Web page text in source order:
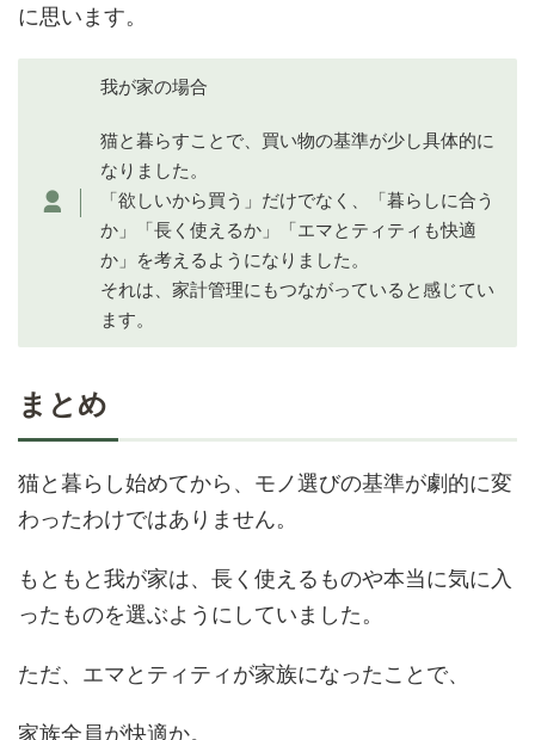
に思います。
我が家の場合
猫と暮らすことで、買い物の基準が少し具体的に
なりました。
「欲しいから買う」だけでなく、「暮らしに合う
か」「長く使えるか」「エマとティティも快適
か」を考えるようになりました。
それは、家計管理にもつながっていると感じてい
ます。
まとめ
猫と暮らし始めてから、モノ選びの基準が劇的に変
わったわけではありません。
もともと我が家は、長く使えるものや本当に気に入
ったものを選ぶようにしていました。
ただ、エマとティティが家族になったことで、
家族全員が快適か。